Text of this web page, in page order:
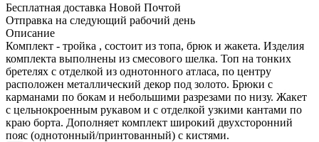
Бесплатная доставка Новой Почтой
Отправка на следующий рабочий день
Описание
Комплект - тройка , состоит из топа, брюк и жакета. Изделия
комплекта выполнены из смесового шелка. Топ на тонких
бретелях с отделкой из однотонного атласа, по центру
расположен металлический декор под золото. Брюки с
карманами по бокам и небольшими разрезами по низу. Жакет
с цельнокроенным рукавом и с отделкой узкими кантами по
краю борта. Дополняет комплект широкий двухсторонний
пояс (однотонный/принтованный) с кистями.